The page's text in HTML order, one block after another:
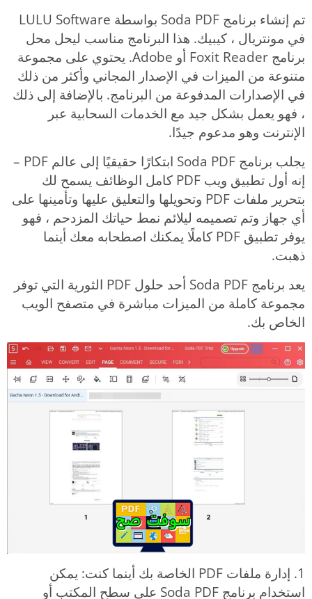
تم إنشاء برنامج Soda PDF بواسطة LULU Software
في مونتريال ، كيبيك. هذا البرنامج مناسب ليحل محل
برنامج Foxit Reader أو Adobe. يحتوي على مجموعة
متنوعة من الميزات في الإصدار المجاني وأكثر من ذلك
في الإصدارات المدفوعة من البرنامج. بالإضافة إلى ذلك
، فهو يعمل بشكل جيد مع الخدمات السحابية عبر
الإنترنت وهو مدعوم جيدًا.
يجلب برنامج Soda PDF ابتكارًا حقيقيًا إلى عالم PDF –
إنه أول تطبيق ويب PDF كامل الوظائف يسمح لك
بتحرير ملفات PDF وتحويلها والتعليق عليها وتأمينها على
أي جهاز وتم تصميمه ليلائم نمط حياتك المزدحم ، فهو
يوفر تطبيق PDF كاملًا يمكنك اصطحابه معك أينما
ذهبت.
يعد برنامج Soda PDF أحد حلول PDF الثورية التي توفر
مجموعة كاملة من الميزات مباشرة في متصفح الويب
الخاص بك.
1. إدارة ملفات PDF الخاصة بك أينما كنت: يمكن
استخدام برنامج Soda PDF على سطح المكتب أو